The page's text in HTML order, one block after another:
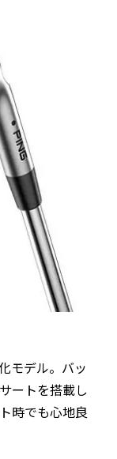
モデル。バッ
ートを搭載し
時でも心地良